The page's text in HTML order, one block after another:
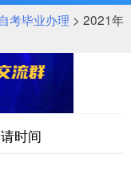
考毕业办理 > 2021年
时间